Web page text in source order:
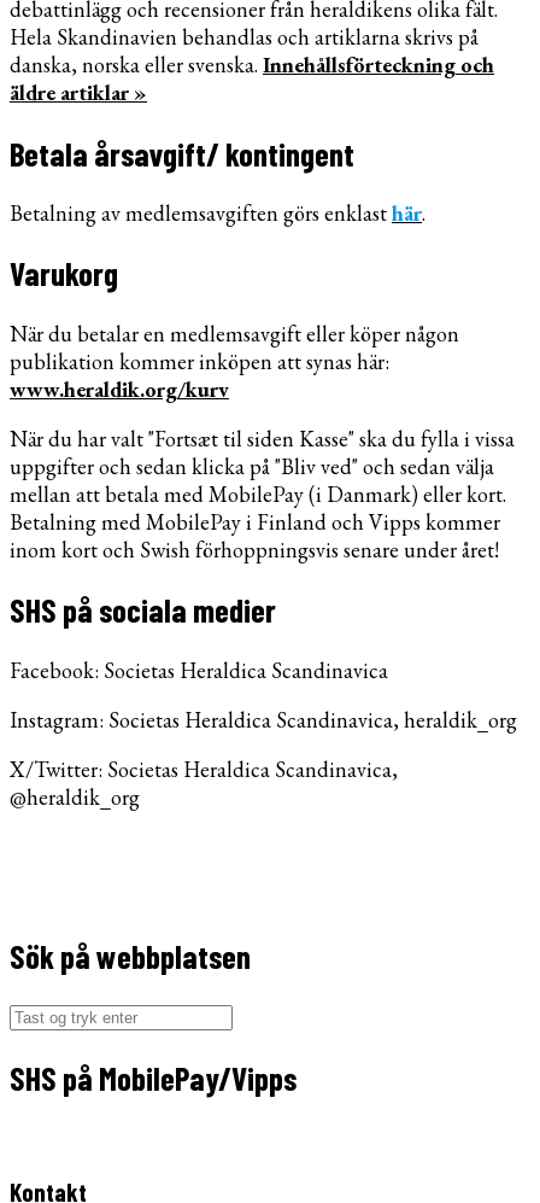
debattinlägg och recensioner från heraldikens olika fält.
Hela Skandinavien behandlas och artiklarna skrivs på
danska, norska eller svenska. Innehållsförteckning och
äldre artiklar »
Betala årsavgift/ kontingent
Betalning av medlemsavgiften görs enklasthär.
Varukorg
När du betalar en medlemsavgift eller köper någon
publikation kommer inköpen att synas här:
www.heraldik.org/kurv
När du har valt "Fortsæt til siden Kasse" ska du fylla i vissa
uppgifter och sedan klicka på "Bliv ved" och sedan välja
mellan att betala med MobilePay (i Danmark) eller kort.
Betalning med MobilePay i Finland och Vipps kommer
inom kort och Swish förhoppningsvis senare under året!
SHS på sociala medier
Facebook: Societas Heraldica Scandinavica
Instagram: Societas Heraldica Scandinavica, heraldik_org
X/Twitter: Societas Heraldica Scandinavica,
@heraldik_org
Sök på webbplatsen
Søg
SHS på MobilePay/Vipps
Kontakt